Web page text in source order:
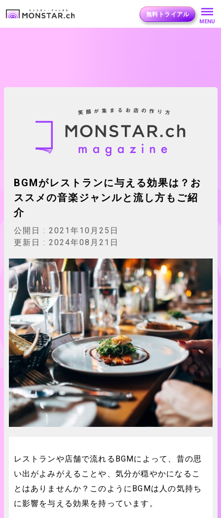
無料トライアル
MENU
BGMがレストランに与える効果は？お
ススメの音楽ジャンルと流し方もご紹
介
公開日 : 2021年10月25日
更新日 : 2024年08月21日
レストランや店舗で流れるBGMによって、昔の思
い出がよみがえることや、気分が穏やかになるこ
とはありませんか？このようにBGMは人の気持ち
に影響を与える効果を持っています。